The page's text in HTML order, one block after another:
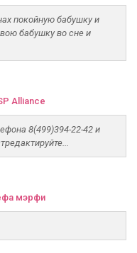
покойную бабушку и
бабушку во сне и
Alliance
8(499)394-22-42 и
мэрфи